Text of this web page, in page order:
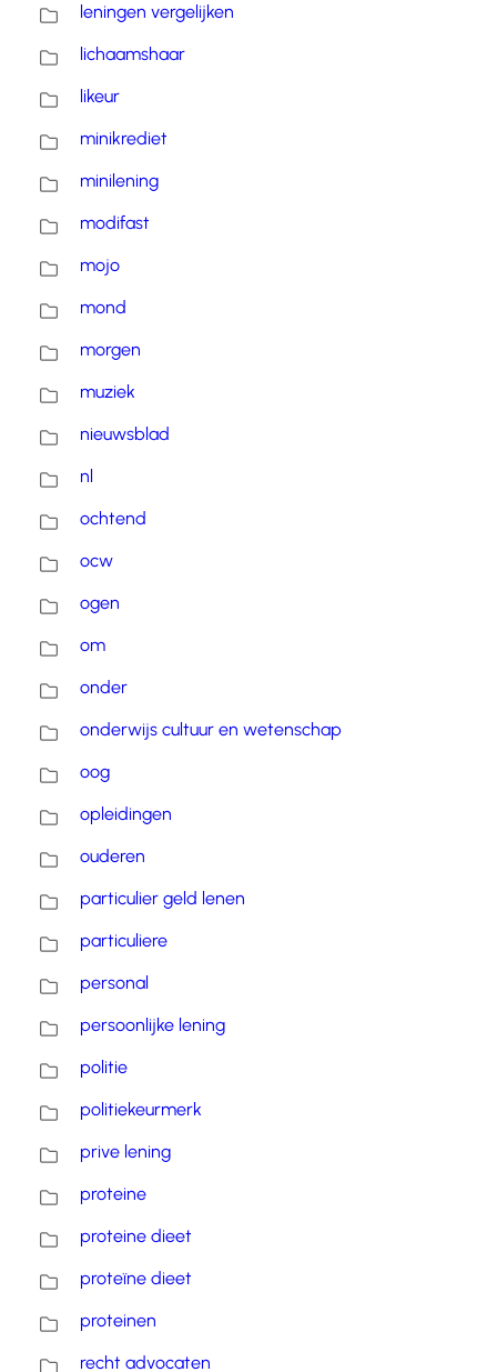
leningen vergelijken
lichaamshaar
likeur
minikrediet
minilening
modifast
mojo
mond
morgen
muziek
nieuwsblad
nl
ochtend
ocw
ogen
om
onder
onderwijs cultuur en wetenschap
oog
opleidingen
ouderen
particulier geld lenen
particuliere
personal
persoonlijke lening
politie
politiekeurmerk
prive lening
proteine
proteine dieet
proteïne dieet
proteinen
recht advocaten